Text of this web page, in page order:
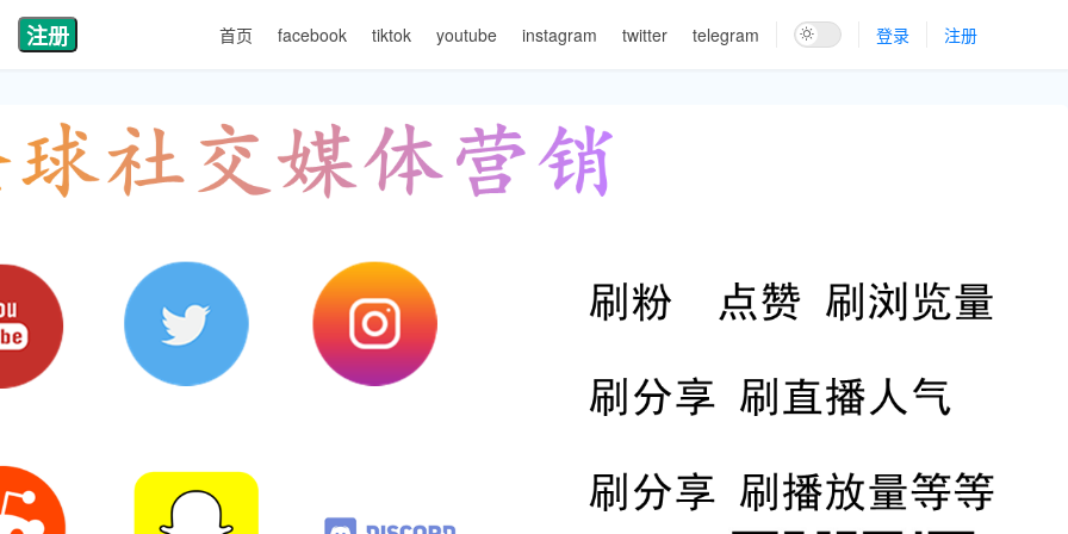
注册 首页 facebook tiktok youtube instagram twitter telegram 登录 注册